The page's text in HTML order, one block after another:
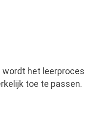
het leerproces
toe te passen.